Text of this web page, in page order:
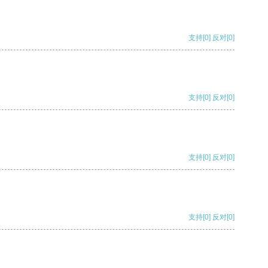
支持[0] 反对[0]
支持[0] 反对[0]
支持[0] 反对[0]
支持[0] 反对[0]